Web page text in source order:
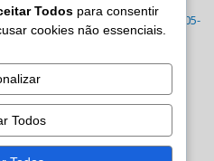
395 – Malembá, CEP: 43805-
7814/7815/3122-0022
NOS
Todos para consentir
cookies não essenciais.
Todos